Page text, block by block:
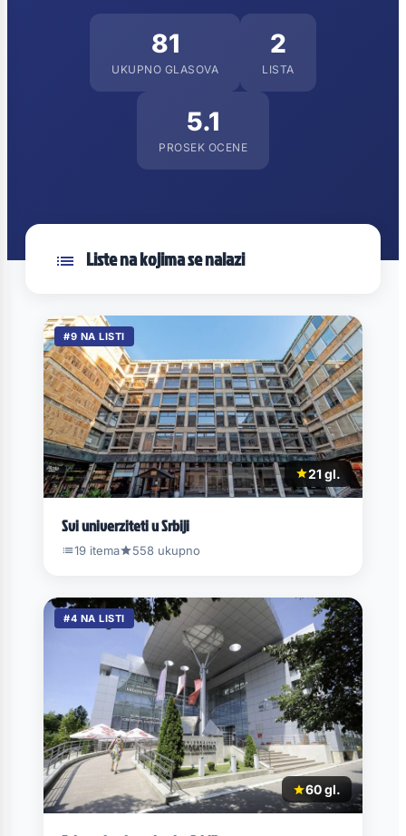
81
UKUPNO GLASOVA
2
LISTA
5.1
PROSEK OCENE
Liste na kojima se nalazi
#9 NA LISTI
21 gl.
Svi univerziteti u Srbiji
19 itema 558 ukupno
#4 NA LISTI
60 gl.